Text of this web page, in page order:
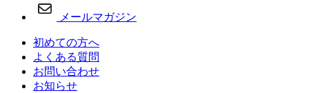
メールマガジン
初めての方へ
よくある質問
お問い合わせ
お知らせ